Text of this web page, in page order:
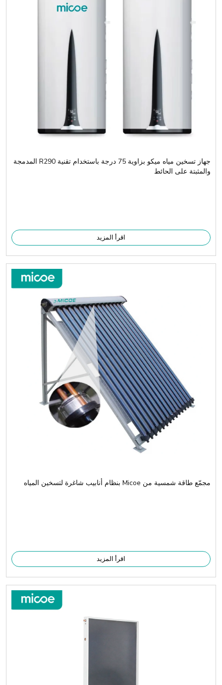
جهاز تسخين مياه ميكو بزاوية 75 درجة باستخدام تقنية R290 المدمجة
والمثبتة على الحائط
اقرأ المزيد
مجمّع طاقة شمسية من Micoe بنظام أنابيب شاغرة لتسخين المياه
اقرأ المزيد